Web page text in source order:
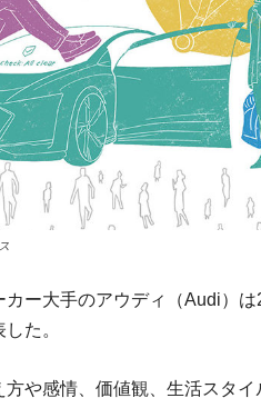
カー大手のアウディ（Audi）
た。
方や感情、価値観、生活スタ